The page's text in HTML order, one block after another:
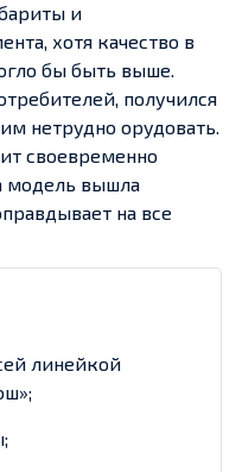
и
хотя качество в
бы быть выше.
получился
нетрудно орудовать.
своевременно
модель вышла
на все
линейкой